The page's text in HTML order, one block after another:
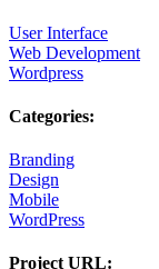
User Interface
Web Development
Wordpress
Categories:
Branding
Design
Mobile
WordPress
Project URL: